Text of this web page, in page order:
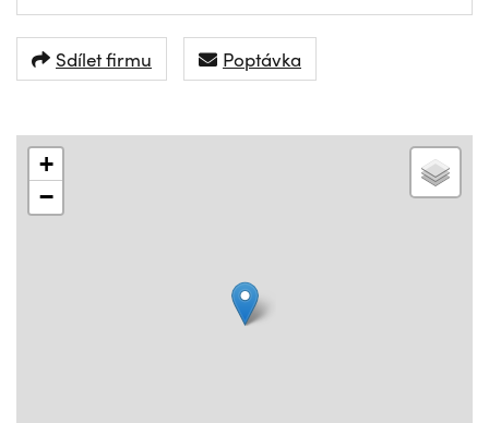
Sdílet firmu Poptávka
+
−